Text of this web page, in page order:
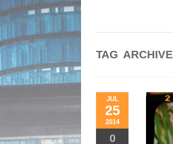
TAG ARCHIVE
JUL
25
2014
0